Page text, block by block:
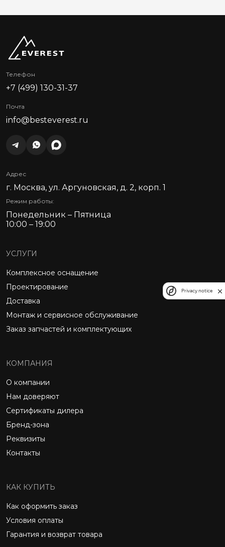
Телефон
+7 (499) 130-31-37
Почта
info@besteverest.ru
Адрес
г. Москва, ул. Аргуновская, д. 2, корп. 1
Режим работы:
Понедельник – Пятница
10:00 – 19:00
УСЛУГИ
Комплексное оснащение
Проектирование
Доставка
Монтаж и сервисное обслуживание
Заказ запчастей и комплектующих
КОМПАНИЯ
О компании
Нам доверяют
Сертификаты дилера
Бренд-зона
Реквизиты
Контакты
КАК КУПИТЬ
Как оформить заказ
Условия оплаты
Гарантия и возврат товара
Privacy notice